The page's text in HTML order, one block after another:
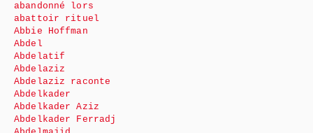
abandonné lors
abattoir rituel
Abbie Hoffman
Abdel
Abdelatif
Abdelaziz
Abdelaziz raconte
Abdelkader
Abdelkader Aziz
Abdelkader Ferradj